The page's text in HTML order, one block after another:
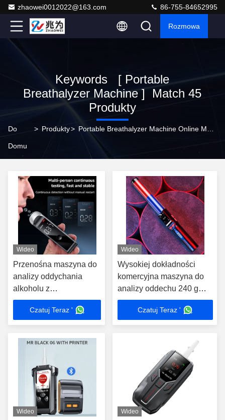
zhaowei0012022@163.com 86-755-84652995
Rozmowa
Keywords [ Portable
Breathalyzer Machine ] Match 45
Produkty
Do
Domu
> Produkty>
Wideo
Przenośna maszyna do
analizy oddychania
alkoholu z
wyświetlaczem LCD
Czatuj Teraz '
Wideo
Wysokiej dokładności
komercyjna maszyna do
analizy oddechu 240 g
3000 rekordów badań
Czatuj Teraz '
Wideo Wideo